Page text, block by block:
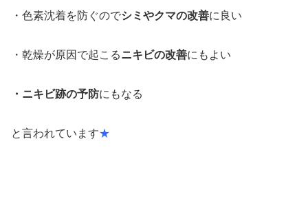
・色素沈着を防ぐのでシミやクマの改善に良い
・乾燥が原因で起こるニキビの改善にもよい
・ニキビ跡の予防にもなる
と言われています★